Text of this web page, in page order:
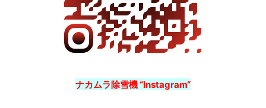
ナカムラ除雪機 “Instagram“